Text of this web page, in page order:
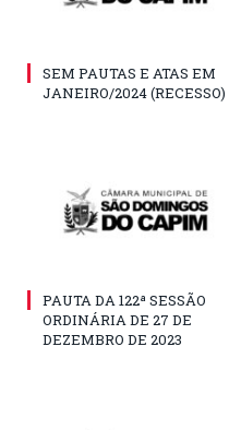
SEM PAUTAS E ATAS EM
JANEIRO/2024 (RECESSO)
PAUTA DA 122ª SESSÃO
ORDINÁRIA DE 27 DE
DEZEMBRO DE 2023